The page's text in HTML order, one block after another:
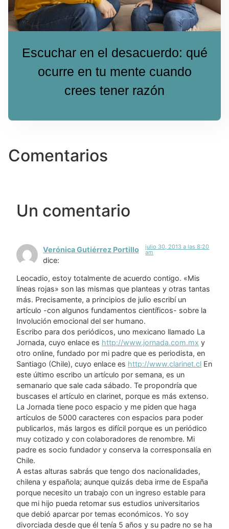
Escuchar en el desacuerdo: qué
ocurre en tu mente cuando
crees tener razón
Comentarios
Un comentario
Verónica Gutiérrez Portillo
dice:
julio 30, 2013 a las 8:20
am
Leocadio, estoy totalmente de acuerdo contigo. «Mis
líneas rojas» son las mismas que planteas y otras tantas
más. Precisamente, a principios de julio escribí un
artículo -con algunos fundamentos científicos- sobre la
Involución emocional del ser humano.
Escribo para dos periódicos, uno mexicano llamado La
Jornada, cuyo enlace es http://www.jornada.com.mx y
otro online, fundado por mi padre que es periodista, en
Santiago (Chile), cuyo enlace es http://www.clarinet.cl En
este último escribo un artículo por semana, es un
semanario que sale cada sábado. Te propondría que
buscases el artículo en clarinet, porque es más extenso.
La Jornada tiene poco espacio y me piden que haga
artículos de 5000 caracteres con espacios para poder
publicarlos, más largos es difícil porque es un periódico
muy cotizado y con colaboradores de renombre. Mi
padre es socio fundador y conserva la corresponsalía en
Chile.
A estas alturas sabrás que tengo dos nacionalidades,
chilena y española; aunque quizás deba irme de España
porque necesito un trabajo con un ingreso estable para
que mi hijo pueda retomar sus estudios universitarios
que debió aparcar por temas económicos. Yo soy
divorciada desde que él tenía 5 años y su padre no se ha